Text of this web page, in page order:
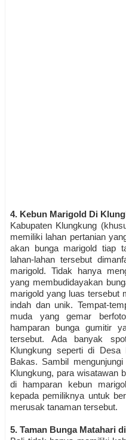
4. Kebun Marigold Di
Kabupaten Klungkung
memiliki lahan pertanian
akan bunga marigold tiap
lahan-lahan tersebut
marigold. Tidak hanya
yang membudidayakan
marigold yang luas tersebut
indah dan unik. Tempat-
muda yang gemar
hamparan bunga gumitir
tersebut. Ada banyak
Klungkung seperti di
Bakas. Sambil
Klungkung, para wisatawan
di hamparan kebun
kepada pemiliknya untuk
merusak tanaman tersebut.
5. Taman Bunga Matahari